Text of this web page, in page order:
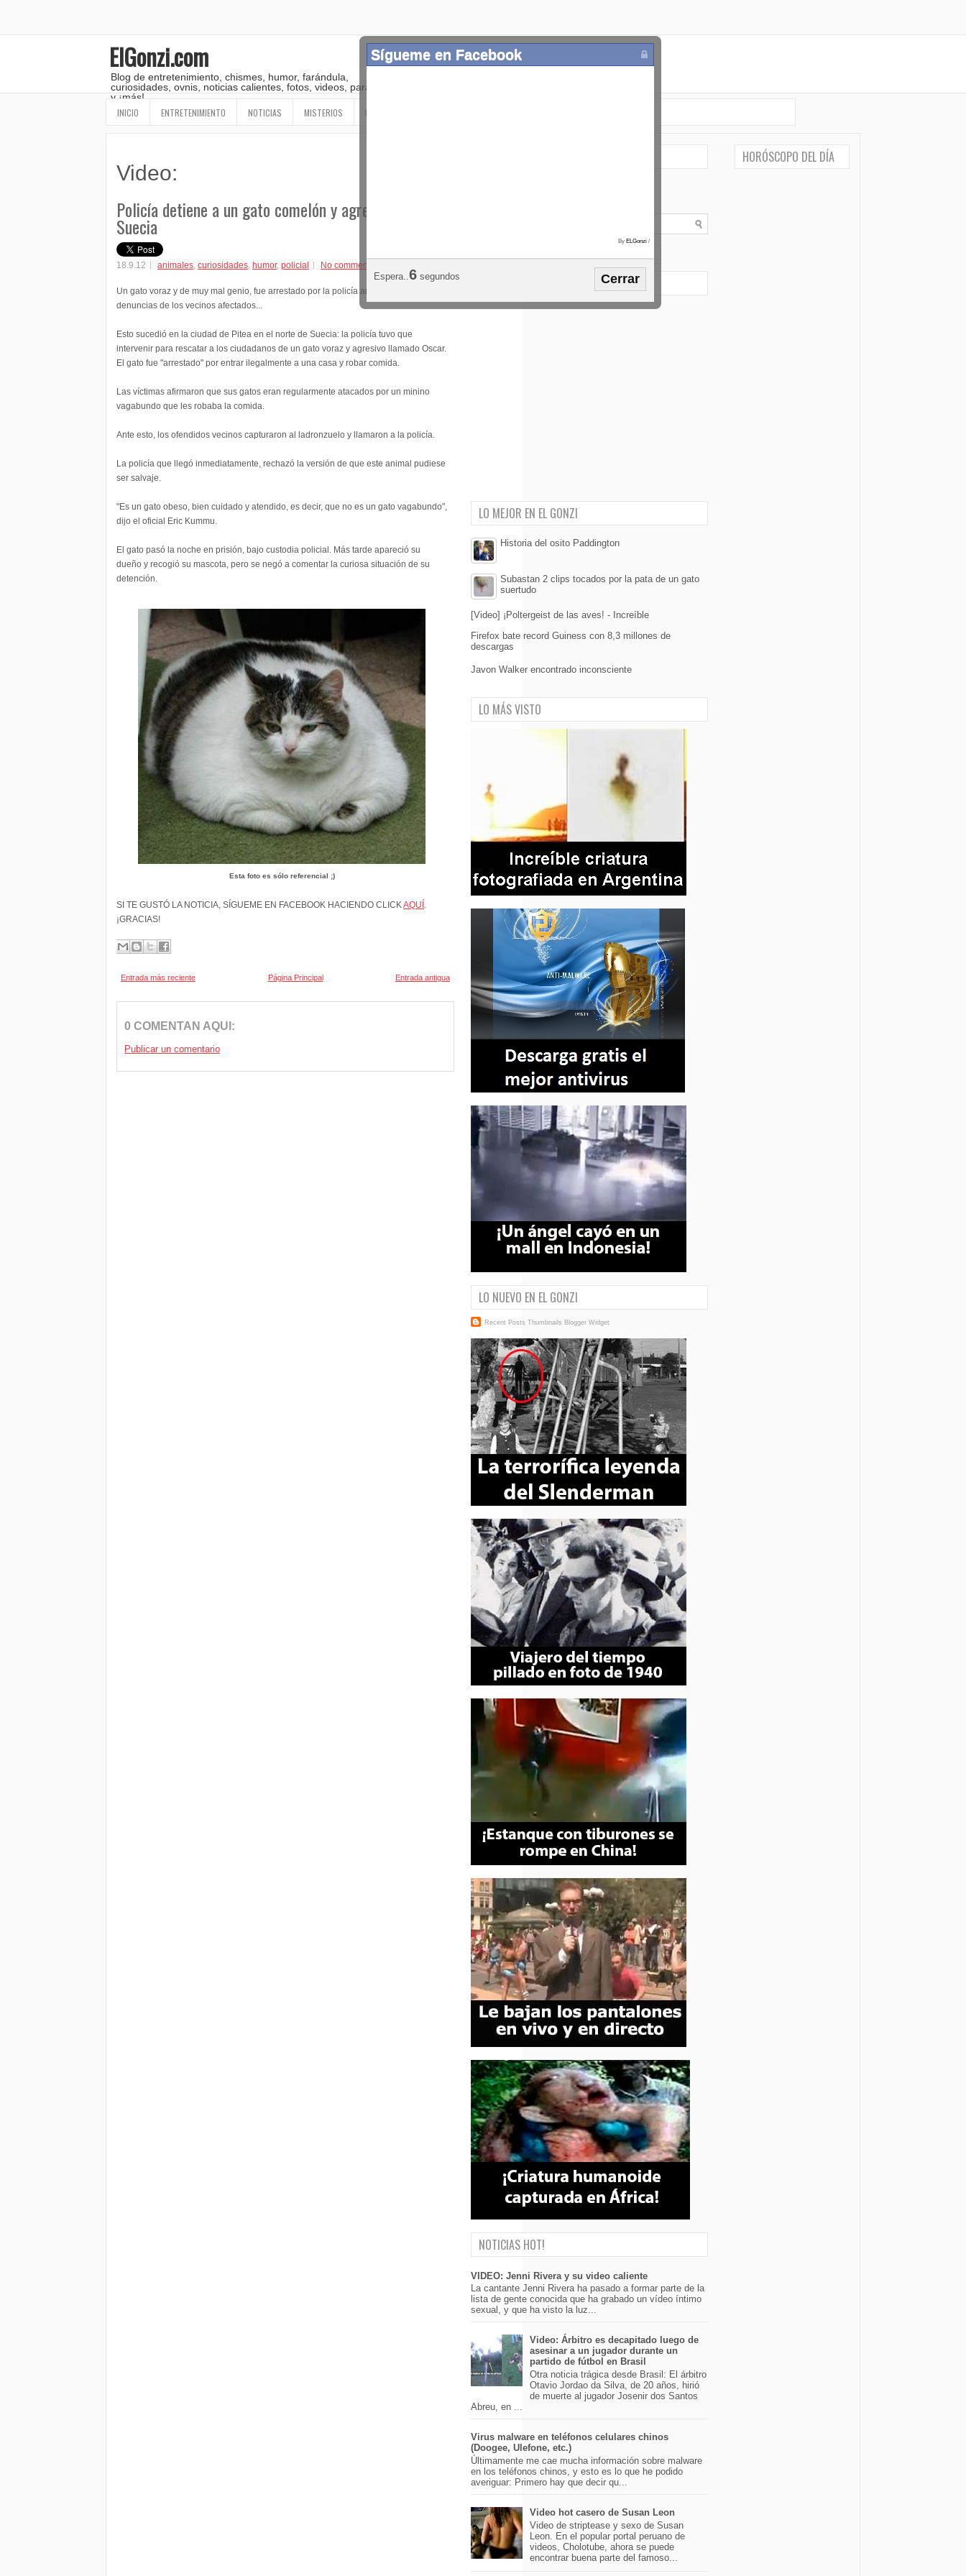
ElGonzi.com
Blog de entretenimiento, chismes, humor, farándula,
curiosidades, ovnis, noticias calientes, fotos, videos, paranormal
y ¡más!
INICIO ENTRETENIMIENTO NOTICIAS MISTERIOS OTROS
Video:
Policía detiene a un gato comelón y agreviso en
Suecia
18.9.12 animales, curiosidades, humor, policial No comments
Un gato voraz y de muy mal genio, fue arrestado por la policía ante las
denuncias de los vecinos afectados...
Esto sucedió en la ciudad de Pitea en el norte de Suecia: la policía tuvo que
intervenir para rescatar a los ciudadanos de un gato voraz y agresivo llamado Oscar.
El gato fue "arrestado" por entrar ilegalmente a una casa y robar comida.
Las víctimas afirmaron que sus gatos eran regularmente atacados por un minino
vagabundo que les robaba la comida.
Ante esto, los ofendidos vecinos capturaron al ladronzuelo y llamaron a la policía.
La policía que llegó inmediatamente, rechazó la versión de que este animal pudiese
ser salvaje.
"Es un gato obeso, bien cuidado y atendido, es decir, que no es un gato vagabundo",
dijo el oficial Eric Kummu.
El gato pasó la noche en prisión, bajo custodia policial. Más tarde apareció su
dueño y recogió su mascota, pero se negó a comentar la curiosa situación de su
detención.
Esta foto es sólo referencial ;)
SI TE GUSTÓ LA NOTICIA, SÍGUEME EN FACEBOOK HACIENDO CLICKAQUÍ.
¡GRACIAS!
Entrada más reciente Entrada antigua
Página Principal
0 COMENTAN AQUI:
Publicar un comentario
LO MEJOR EN EL GONZI
Historia del osito Paddington
Subastan 2 clips tocados por la pata de un gato
suertudo
[Video] ¡Poltergeist de las aves! - Increíble
Firefox bate record Guiness con 8,3 millones de
descargas
Javon Walker encontrado inconsciente
Sígueme en Facebook
By ELGonzi /
Espera..5 segundos Cerrar
LO MÁS VISTO
LO NUEVO EN EL GONZI
Recent Posts Thumbnails Blogger Widget
NOTICIAS HOT!
VIDEO: Jenni Rivera y su video caliente
La cantante Jenni Rivera ha pasado a formar parte de la
lista de gente conocida que ha grabado un vídeo íntimo
sexual, y que ha visto la luz...
Video: Árbitro es decapitado luego de
asesinar a un jugador durante un
partido de fútbol en Brasil
Otra noticia trágica desde Brasil: El árbitro
Otavio Jordao da Silva, de 20 años, hirió
de muerte al jugador Josenir dos Santos
Abreu, en ...
Virus malware en teléfonos celulares chinos
(Doogee, Ulefone, etc.)
Últimamente me cae mucha información sobre malware
en los teléfonos chinos, y esto es lo que he podido
averiguar: Primero hay que decir qu...
Video hot casero de Susan Leon
Video de striptease y sexo de Susan
Leon. En el popular portal peruano de
videos, Cholotube, ahora se puede
encontrar buena parte del famoso...
HORÓSCOPO DEL DÍA